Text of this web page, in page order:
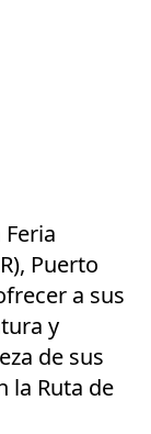
Puerto
a sus
y
de sus
la Ruta de